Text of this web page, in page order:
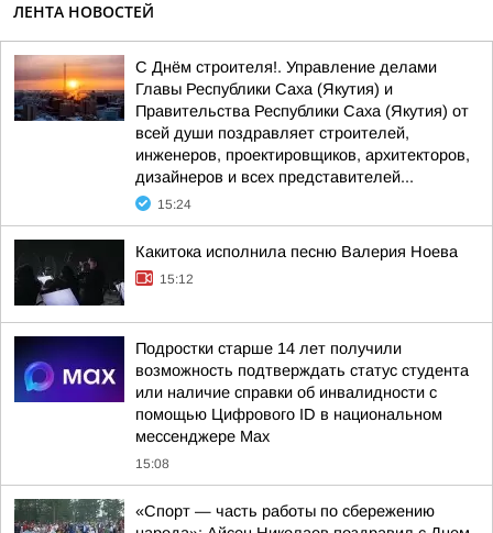
ЛЕНТА НОВОСТЕЙ
С Днём строителя!. Управление делами
Главы Республики Саха (Якутия) и
Правительства Республики Саха (Якутия) от
всей души поздравляет строителей,
инженеров, проектировщиков, архитекторов,
дизайнеров и всех представителей...
15:24
Какитока исполнила песню Валерия Ноева
15:12
Подростки старше 14 лет получили
возможность подтверждать статус студента
или наличие справки об инвалидности с
помощью Цифрового ID в национальном
мессенджере Мах
15:08
«Спорт — часть работы по сбережению